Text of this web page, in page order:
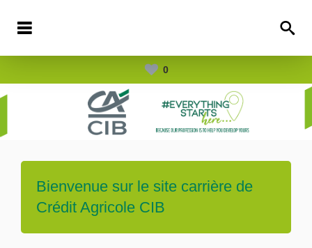
0
Bienvenue sur le site carrière de
Crédit Agricole CIB